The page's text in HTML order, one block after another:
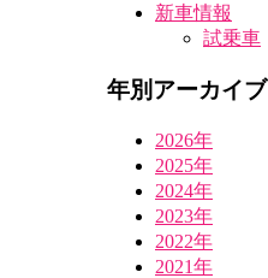
新車情報
試乗車
年別アーカイブ
2026年
2025年
2024年
2023年
2022年
2021年